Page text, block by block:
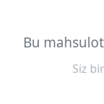
Bu
Siz